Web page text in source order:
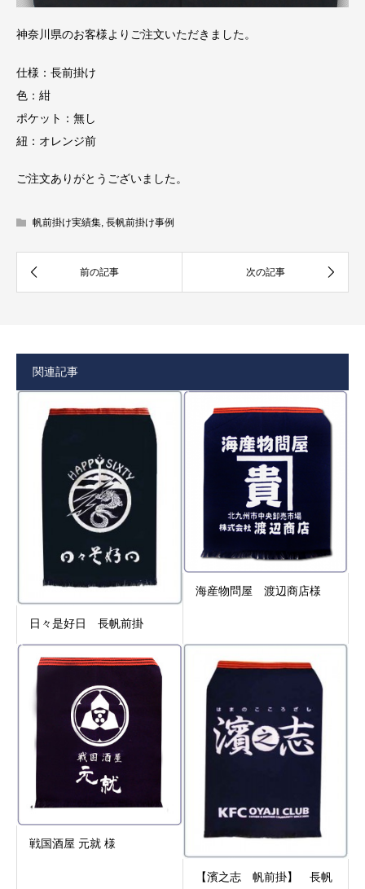
神奈川県のお客様よりご注文いただきました。
仕様：長前掛け
色：紺
ポケット：無し
紐：オレンジ前
ご注文ありがとうございました。
帆前掛け実績集, 長帆前掛け事例
関連記事
日々是好日 長帆前掛
海産物問屋 渡辺商店様
戦国酒屋 元就 様
【濱之志 帆前掛】 長帆